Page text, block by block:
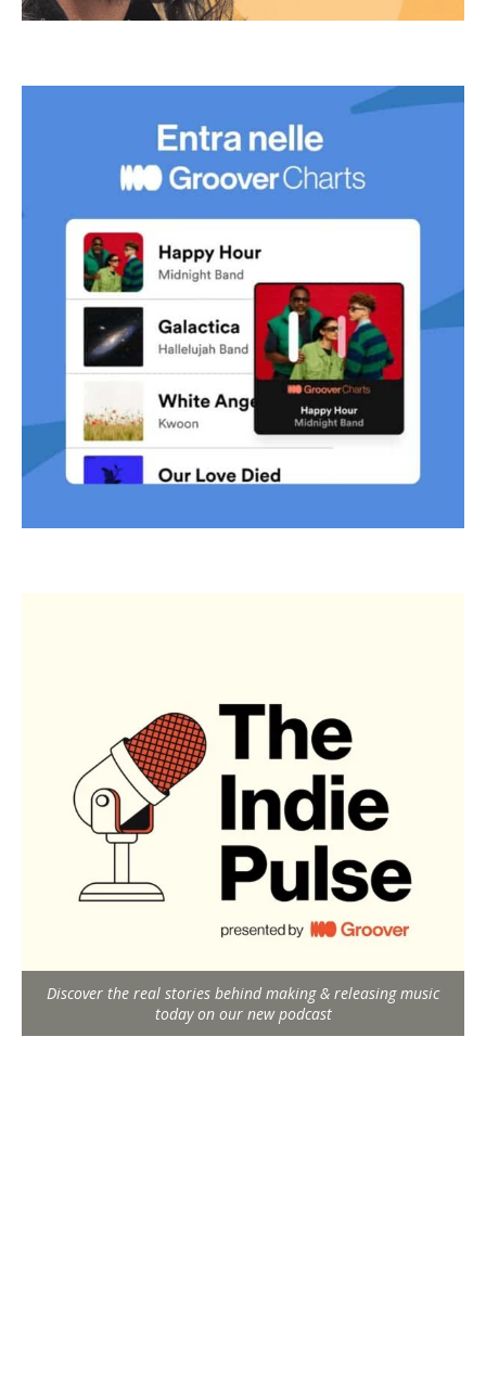
Discover the real stories behind making & releasing music
today on our new podcast